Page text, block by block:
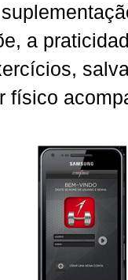
a
físico